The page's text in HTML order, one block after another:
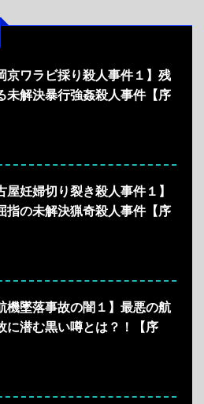
京ワラビ採り殺人事件１】残
未解決暴行強姦殺人事件【序
屋妊婦切り裂き殺人事件１】
指の未解決猟奇殺人事件【序
機墜落事故の闇１】最悪の航
に潜む黒い噂とは？！【序